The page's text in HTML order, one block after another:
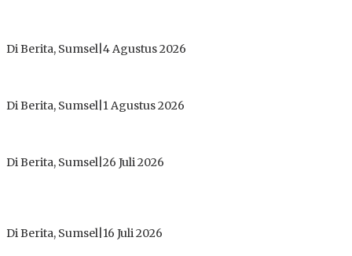
Di Berita, Sumsel 4 Agustus 2026
Di Berita, Sumsel 1 Agustus 2026
Di Berita, Sumsel 26 Juli 2026
Di Berita, Sumsel 16 Juli 2026